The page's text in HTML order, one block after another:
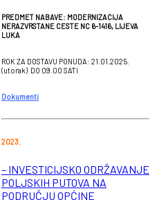
PREDMET NABAVE: MODERNIZACIJA
NERAZVRSTANE CESTE NC 6-1416, LIJEVA
LUKA
ROK ZA DOSTAVU PONUDA: 21.01.2025.
(utorak) DO 09.00 SATI
Dokumenti
2023.
– INVESTICIJSKO ODRŽAVANJE
POLJSKIH PUTOVA NA
PODRUČJU OPĆINE